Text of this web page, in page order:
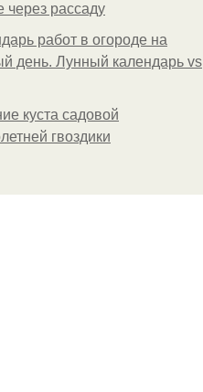
через рассаду
работ в огороде на
день. Лунный календарь vs
куста садовой
гвоздики